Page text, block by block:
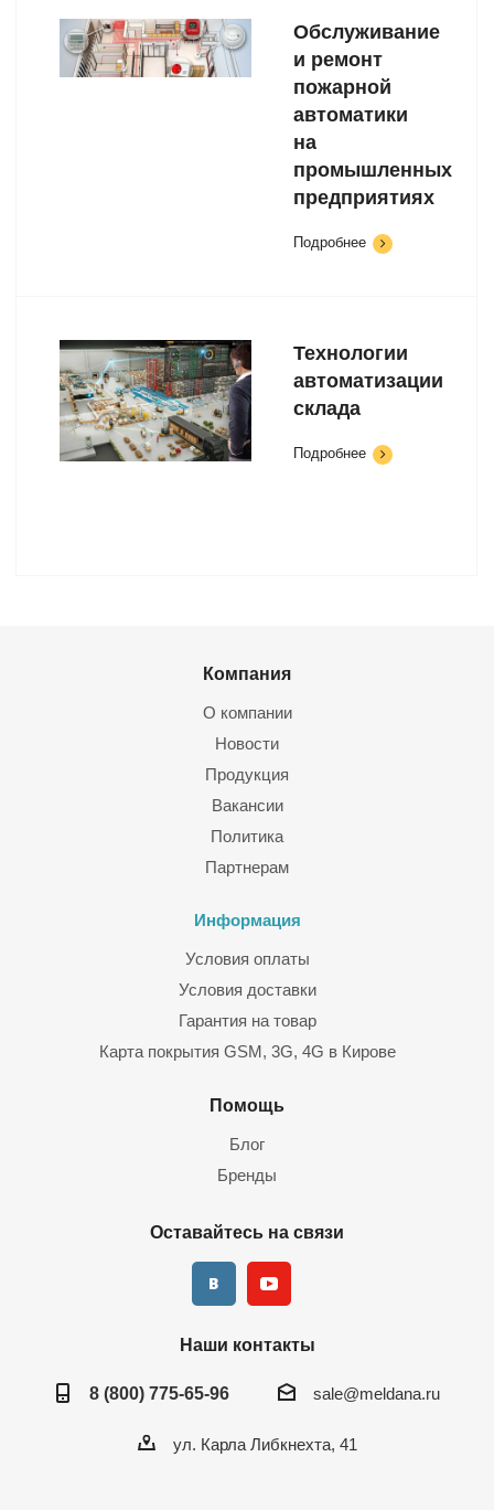
Обслуживание
и ремонт
пожарной
автоматики
на
промышленных
предприятиях
Подробнее
Технологии
автоматизации
склада
Подробнее
Компания
О компании
Новости
Продукция
Вакансии
Политика
Партнерам
Информация
Условия оплаты
Условия доставки
Гарантия на товар
Карта покрытия GSM, 3G, 4G в Кирове
Помощь
Блог
Бренды
Оставайтесь на связи
Наши контакты
8 (800) 775-65-96 sale@meldana.ru
ул. Карла Либкнехта, 41